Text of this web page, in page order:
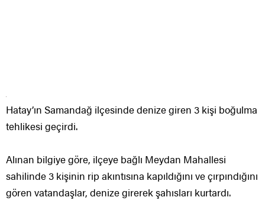
Hatay’ın Samandağ ilçesinde denize giren 3 kişi boğulma
tehlikesi geçirdi.
Alınan bilgiye göre, ilçeye bağlı Meydan Mahallesi
sahilinde 3 kişinin rip akıntısına kapıldığını ve çırpındığını
gören vatandaşlar, denize girerek şahısları kurtardı.